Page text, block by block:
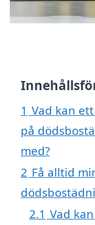
1 Vad kan
på
med?
2 Få alltid
2.1 Vad